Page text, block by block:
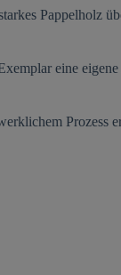
Pappelholz
eine
Prozess